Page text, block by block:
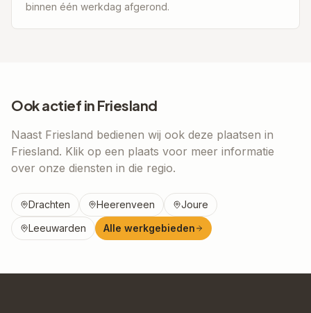
binnen één werkdag afgerond.
Ook actief in Friesland
Naast Friesland bedienen wij ook deze plaatsen in
Friesland. Klik op een plaats voor meer informatie
over onze diensten in die regio.
Drachten Heerenveen
Joure
Leeuwarden
Alle werkgebieden